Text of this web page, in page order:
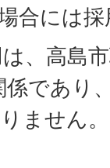
合には
、高島
であり
ません